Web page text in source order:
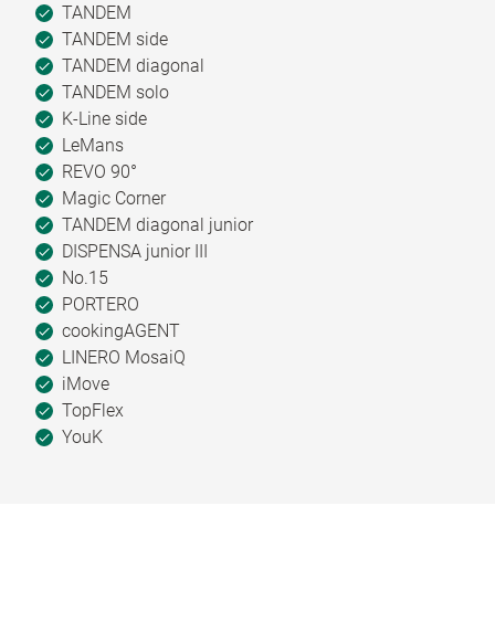
TANDEM
TANDEM side
TANDEM diagonal
TANDEM solo
K-Line side
LeMans
REVO 90°
Magic Corner
TANDEM diagonal junior
DISPENSA junior III
No.15
PORTERO
cookingAGENT
LINERO MosaiQ
iMove
TopFlex
YouK